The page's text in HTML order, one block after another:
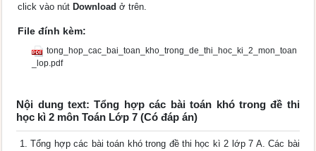
click vào nút Download ở trên.
File đính kèm:
tong_hop_cac_bai_toan_kho_trong_de_thi_hoc_ki_2_mon_toan
_lop.pdf
Nội dung text: Tổng hợp các bài toán khó trong đề thi
học kì 2 môn Toán Lớp 7 (Có đáp án)
Tổng hợp các bài toán khó trong đề thi học kì 2 lớp 7 A. Các bài